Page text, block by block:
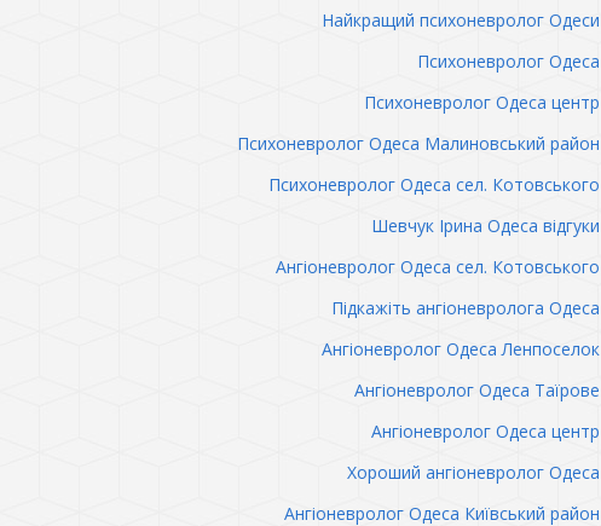
Найкращий психоневролог Одеси
Психоневролог Одеса
Психоневролог Одеса центр
Психоневролог Одеса Малиновський район
Психоневролог Одеса сел. Котовського
Шевчук Ірина Одеса відгуки
Ангіоневролог Одеса сел. Котовського
Підкажіть ангіоневролога Одеса
Ангіоневролог Одеса Ленпоселок
Ангіоневролог Одеса Таїрове
Ангіоневролог Одеса центр
Хороший ангіоневролог Одеса
Ангіоневролог Одеса Київський район